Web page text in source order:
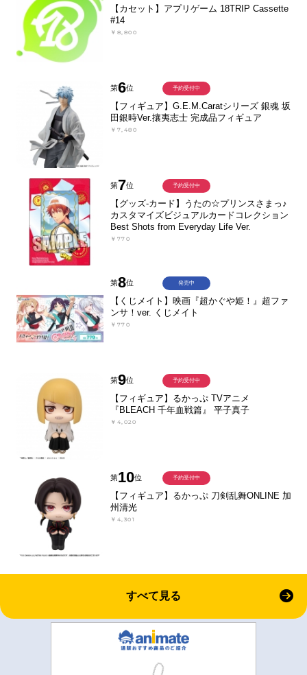
【カセット】アプリゲーム 18TRIP Cassette
#14
￥8,800
第6位
【フィギュア】G.E.M.Caratシリーズ 銀魂 坂
田銀時Ver.攘夷志士 完成品フィギュア
￥7,480
予約受付中
第7位
【グッズ-カード】うたの☆プリンスさまっ♪
カスタマイズビジュアルカードコレクション
Best Shots from Everyday Life Ver.
￥770
予約受付中
第8位
【くじメイト】映画『超かぐや姫！』超ファ
ンサ！ver. くじメイト
￥770
発売中
第9位
【フィギュア】るかっぷ TVアニメ
『BLEACH 千年血戦篇』 平子真子
￥4,020
予約受付中
第10位
【フィギュア】るかっぷ 刀剣乱舞ONLINE 加
州清光
￥4,301
予約受付中
すべて見る